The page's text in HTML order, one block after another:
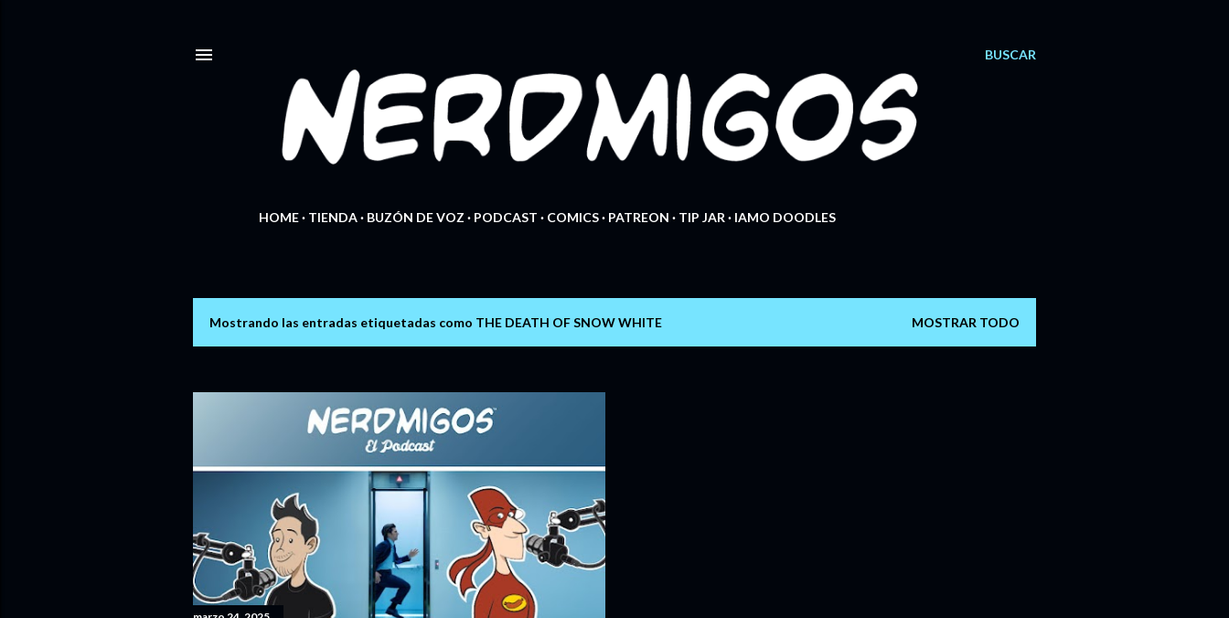
BUSCAR
HOME TIENDA BUZÓN DE VOZ PODCAST COMICS PATREON TIP JAR IAMO DOODLES
t
a
a
s
Mostrando las entradas etiquetadas como THE DEATH OF SNOW WHITE MOSTRAR TODO